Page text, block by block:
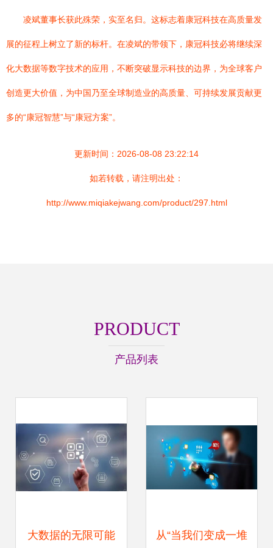
凌斌董事长获此殊荣，实至名归。这标志着康冠科技在高质量发
展的征程上树立了新的标杆。在凌斌的带领下，康冠科技必将继续深
化大数据等数字技术的应用，不断突破显示科技的边界，为全球客户
创造更大价值，为中国乃至全球制造业的高质量、可持续发展贡献更
多的“康冠智慧”与“康冠方案”。
更新时间：2026-08-08 23:22:14
如若转载，请注明出处：
http://www.miqiakejwang.com/product/297.html
PRODUCT
产品列表
大数据的无限可能 从“当我们变成一堆